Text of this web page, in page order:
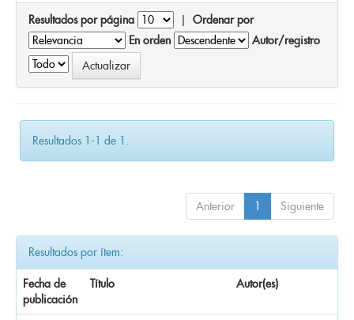
Resultados por página | Ordenar por
En orden
Autor/registro
Resultados 1-1 de 1.
Anterior 1 Siguiente
Resultados por ítem:
Fecha de
publicación
Título Autor(es)